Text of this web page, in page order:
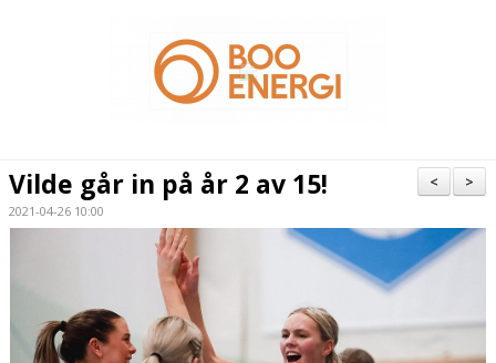
MATCHER
>
<
Vilde går in på år 2 av 15!
2021-04-26 10:00